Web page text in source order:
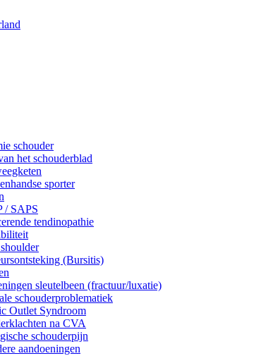
schouder
het schouderblad
sporter
/ SAPS
tendinopathie
(Bursitis)
sleutelbeen (fractuur/luxatie)
schouderproblematiek
Outlet Syndroom
na CVA
schouderpijn
aandoeningen